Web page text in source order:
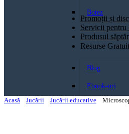
Botez
Promoții și
Servicii pentru
Produsul
Resurse
Blog
Ebook-uri
Acasă
Jucării Jucării educative